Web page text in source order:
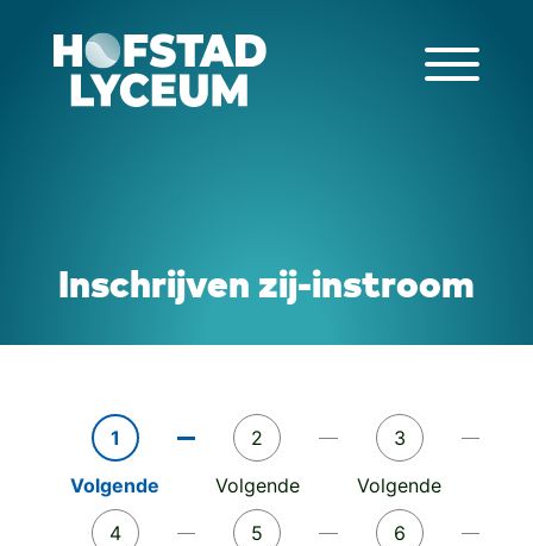
Inschrijven zij-instroom
1
Volgende
2
Volgende
3
Volgende
4
5
6